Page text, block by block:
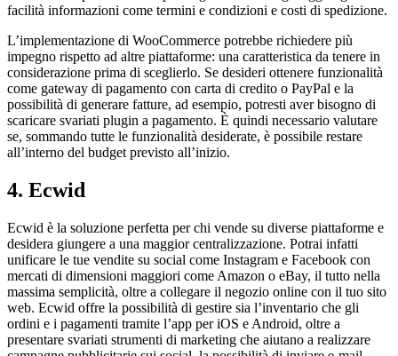
facilità informazioni come termini e condizioni e costi di spedizione.
L’implementazione di WooCommerce potrebbe richiedere più
impegno rispetto ad altre piattaforme: una caratteristica da tenere in
considerazione prima di sceglierlo. Se desideri ottenere funzionalità
come gateway di pagamento con carta di credito o PayPal e la
possibilità di generare fatture, ad esempio, potresti aver bisogno di
scaricare svariati plugin a pagamento. È quindi necessario valutare
se, sommando tutte le funzionalità desiderate, è possibile restare
all’interno del budget previsto all’inizio.
4. Ecwid
Ecwid è la soluzione perfetta per chi vende su diverse piattaforme e
desidera giungere a una maggior centralizzazione. Potrai infatti
unificare le tue vendite su social come Instagram e Facebook con
mercati di dimensioni maggiori come Amazon o eBay, il tutto nella
massima semplicità, oltre a collegare il negozio online con il tuo sito
web. Ecwid offre la possibilità di gestire sia l’inventario che gli
ordini e i pagamenti tramite l’app per iOS e Android, oltre a
presentare svariati strumenti di marketing che aiutano a realizzare